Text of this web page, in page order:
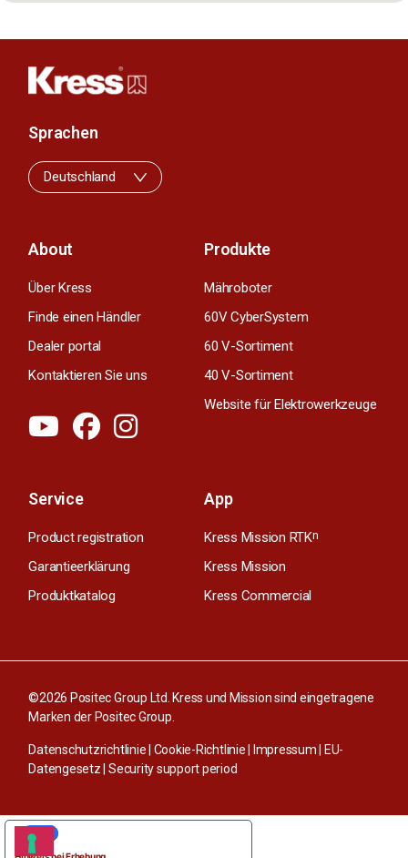
About
Über Kress
Finde einen Händler
Dealer portal
Kontaktieren Sie uns
Produkte
Mähroboter
60V CyberSystem
60 V-Sortiment
40 V-Sortiment
Website für Elektrowerkzeuge
Service
Product registration
Garantieerklärung
Produktkatalog
App
Kress Mission RTKn
Kress Mission
Kress Commercial
Sprachen
Deutschland
©2026 Positec Group Ltd. Kress und Mission sind eingetragene
Marken der Positec Group.
Datenschutzrichtlinie| Cookie-Richtlinie| Impressum| EU-
Datengesetz|Security support period
Hinweis bei Erhebung